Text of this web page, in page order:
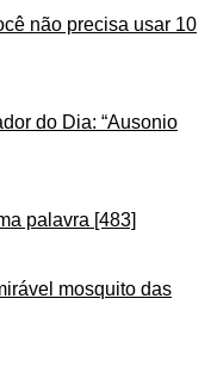
não precisa usar 10
do Dia: “Ausonio
palavra [483]
mosquito das